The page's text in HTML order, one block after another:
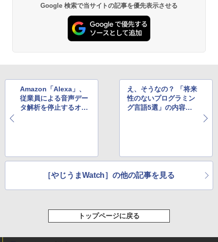
Google 検索で当サイトの記事を優先表示させる
Amazon「Alexa」、
従業員による音声デー
タ解析を停止するオプ
え、そうなの？ 「将来
性のないプログラミン
グ言語5選」の内容に
［やじうまWatch］の他の記事を見る
トップページに戻る